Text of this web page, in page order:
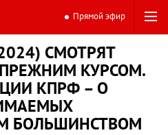
Прямой эфир
СМОТРЯТ
КУРСОМ.
КПРФ – О
БОЛЬШИНСТВОМ